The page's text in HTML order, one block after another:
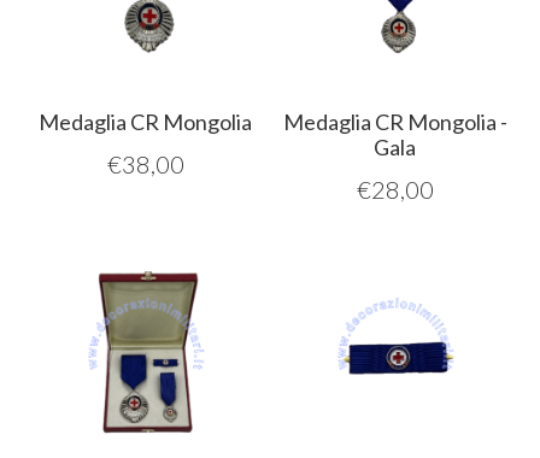
Medaglia CR Mongolia
€38,00
Medaglia CR Mongolia -
Gala
€28,00